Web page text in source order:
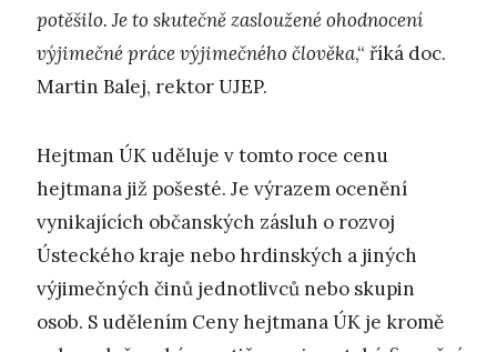
potěšilo. Je to skutečně zasloužené ohodnocení
výjimečné práce výjimečného člověka,“ říká doc.
Martin Balej, rektor UJEP.
Hejtman ÚK uděluje v tomto roce cenu
hejtmana již pošesté. Je výrazem ocenění
vynikajících občanských zásluh o rozvoj
Ústeckého kraje nebo hrdinských a jiných
výjimečných činů jednotlivců nebo skupin
osob. S udělením Ceny hejtmana ÚK je kromě